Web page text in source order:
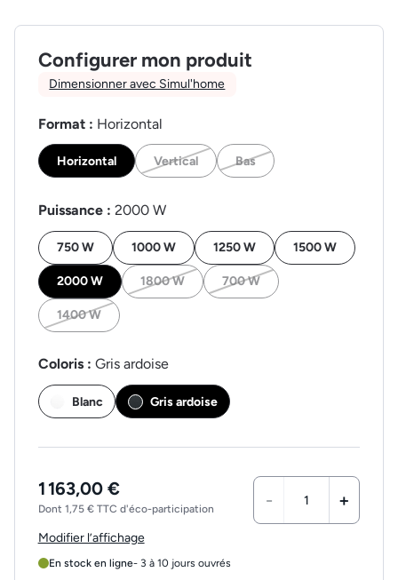
Configurer mon produit
Dimensionner avec Simul'home
Format : Horizontal
Horizontal Vertical Bas
Puissance : 2000 W
750 W 1000 W 1250 W 1500 W
2000 W 1800 W 700 W
1400 W
Coloris : Gris ardoise
Blanc Gris ardoise
1 163,00 €
Dont 1,75 € TTC d'éco-participation - +
Modifier l’affichage
En stock en ligne- 3 à 10 jours ouvrés